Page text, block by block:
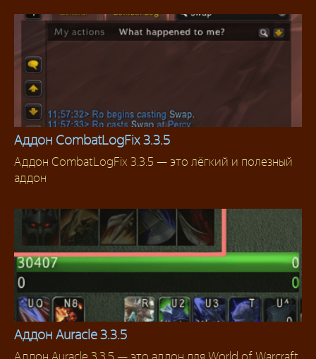
Аддоны 3.3.5
Аддон CombatLogFix 3.3.5
Аддон CombatLogFix 3.3.5 — это лёгкий и полезный
аддон
Аддон Auracle 3.3.5
Аддон Auracle 3.3.5 — это аддон для World of Warcraft